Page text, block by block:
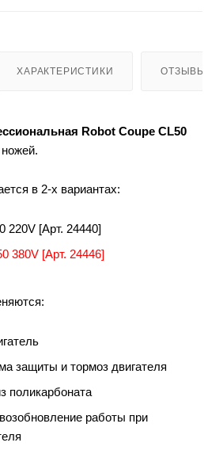
ХАРАКТЕРИСТИКИ ОТЗЫВЫ
Robot Coupe CL50
в 2-х вариантах:
220V [Арт. 24440]
380V [Арт. 24446]
защиты и тормоз двигателя
поликарбоната
работы при